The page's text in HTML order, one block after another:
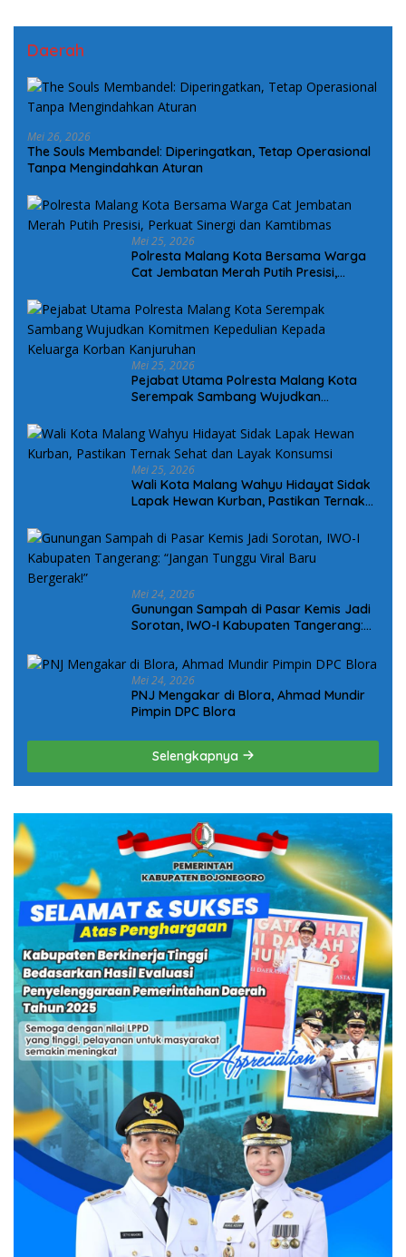
Daerah
Mei 26, 2026
The Souls Membandel: Diperingatkan, Tetap Operasional
Tanpa Mengindahkan Aturan
Mei 25, 2026
Polresta Malang Kota Bersama Warga
Cat Jembatan Merah Putih Presisi,
Mei 25, 2026
Pejabat Utama Polresta Malang Kota
Serempak Sambang Wujudkan
Korban Kanjuruhan
Mei 25, 2026
Wali Kota Malang Wahyu Hidayat Sidak
Lapak Hewan Kurban, Pastikan Ternak
Mei 24, 2026
Gunungan Sampah di Pasar Kemis Jadi
Sorotan, IWO-I Kabupaten Tangerang:
Mei 24, 2026
PNJ Mengakar di Blora, Ahmad Mundir
Pimpin DPC Blora
Selengkapnya